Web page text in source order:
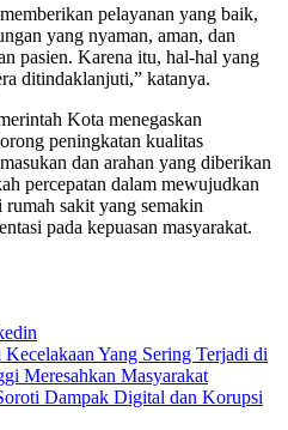
pelayanan yang baik,
yang nyaman, aman, dan
pasien. Karena itu, hal-hal yang
ditindaklanjuti,” katanya.
Kota menegaskan
peningkatan kualitas
dan arahan yang diberikan
percepatan dalam mewujudkan
sakit yang semakin
pada kepuasan masyarakat.
Yang Sering Terjadi di
Meresahkan Masyarakat
Dampak Digital dan Korupsi